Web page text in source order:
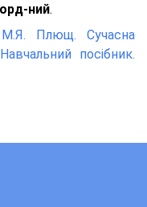
ний.
Плющ. Сучасна
посібник.